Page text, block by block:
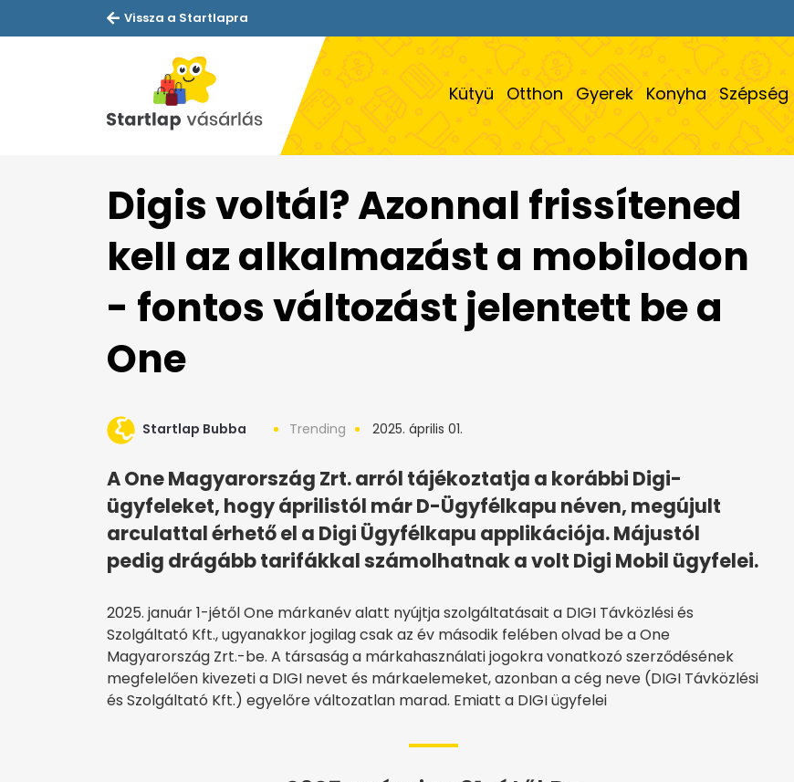
Vissza a Startlapra
Kütyü Otthon Gyerek Konyha Szépség
Digis voltál? Azonnal frissítened
kell az alkalmazást a mobilodon
- fontos változást jelentett be a
One
Startlap Bubba Trending 2025. április 01.
A One Magyarország Zrt. arról tájékoztatja a korábbi Digi-
ügyfeleket, hogy áprilistól már D-Ügyfélkapu néven, megújult
arculattal érhető el a Digi Ügyfélkapu applikációja. Májustól
pedig drágább tarifákkal számolhatnak a volt Digi Mobil ügyfelei.
2025. január 1-jétől One márkanév alatt nyújtja szolgáltatásait a DIGI Távközlési és
Szolgáltató Kft., ugyanakkor jogilag csak az év második felében olvad be a One
Magyarország Zrt.-be. A társaság a márkahasználati jogokra vonatkozó szerződésének
megfelelően kivezeti a DIGI nevet és márkaelemeket, azonban a cég neve (DIGI Távközlési
és Szolgáltató Kft.) egyelőre változatlan marad. Emiatt a DIGI ügyfelei